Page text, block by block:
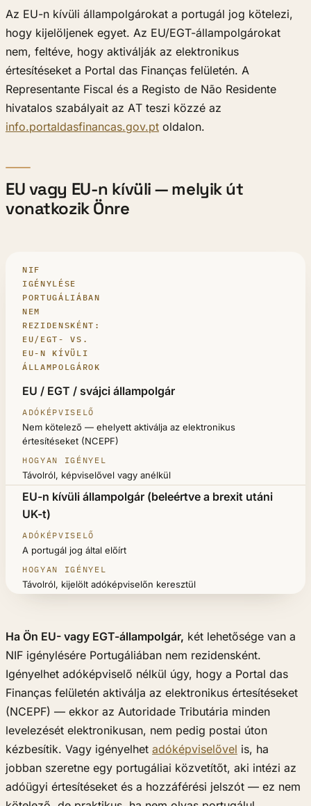
Az EU-n kívüli állampolgárokat a portugál jog kötelezi,
hogy kijelöljenek egyet. Az EU/EGT-állampolgárokat
nem, feltéve, hogy aktiválják az elektronikus
értesítéseket a Portal das Finanças felületén. A
Representante Fiscal és a Registo de Não Residente
hivatalos szabályait az AT teszi közzé az
info.portaldasfinancas.gov.pt oldalon.
EU vagy EU-n kívüli — melyik út
vonatkozik Önre
NIF
IGÉNYLÉSE
PORTUGÁLIÁBAN
NEM
REZIDENSKÉNT:
EU/EGT- VS.
EU-N KÍVÜLI
ÁLLAMPOLGÁROK
AZ ÖN ÁLLAMPOLGÁRSÁGA
ADÓKÉPVISELŐ
HOGYAN IGÉNYEL
EU / EGT / svájci állampolgár
Nem kötelező — ehelyett aktiválja az elektronikus
értesítéseket (NCEPF)
Távolról, képviselővel vagy anélkül
EU-n kívüli állampolgár (beleértve a brexit utáni
UK-t)
A portugál jog által előírt
Távolról, kijelölt adóképviselőn keresztül
Ha Ön EU- vagy EGT-állampolgár, két lehetősége van a
NIF igénylésére Portugáliában nem rezidensként.
Igényelhet adóképviselő nélkül úgy, hogy a Portal das
Finanças felületén aktiválja az elektronikus értesítéseket
(NCEPF) — ekkor az Autoridade Tributária minden
levelezését elektronikusan, nem pedig postai úton
kézbesítik. Vagy igényelhet adóképviselővel is, ha
jobban szeretne egy portugáliai közvetítőt, aki intézi az
adóügyi értesítéseket és a hozzáférési jelszót — ez nem